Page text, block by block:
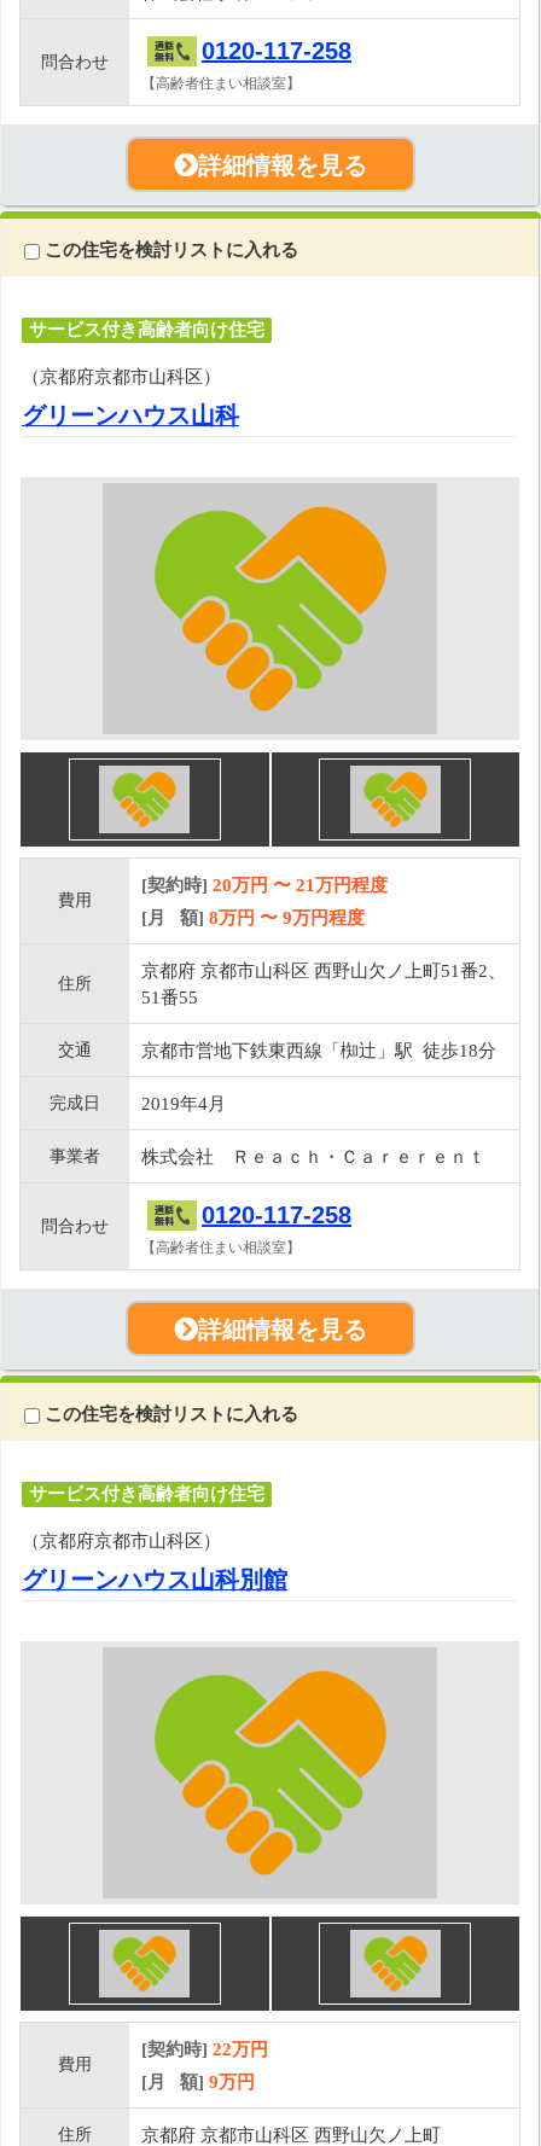
問合わせ 0120-117-258
【高齢者住まい相談室】
詳細情報を見る
この住宅を検討リストに入れる
サービス付き高齢者向け住宅
（京都府京都市山科区）
グリーンハウス山科
費用
[契約時] 20万円 〜 21万円程度
[月 額] 8万円 〜 9万円程度
住所
京都府 京都市山科区 西野山欠ノ上町51番2、
51番55
交通 京都市営地下鉄東西線「椥辻」駅 徒歩18分
完成日 2019年4月
事業者 株式会社 Ｒｅａｃｈ・Ｃａｒｅｒｅｎｔ
問合わせ 0120-117-258
【高齢者住まい相談室】
詳細情報を見る
この住宅を検討リストに入れる
サービス付き高齢者向け住宅
（京都府京都市山科区）
グリーンハウス山科別館
費用
[契約時] 22万円
[月 額] 9万円
住所 京都府 京都市山科区 西野山欠ノ上町